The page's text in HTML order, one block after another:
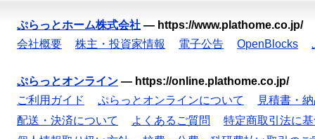
ぷらっとホーム株式会社 — https://www.plathome.co.jp/
会社概要
株主・投資家情報 電子公告 OpenBlocks
ぷらっとオンライン — https://online.plathome.co.jp/
ご利用ガイド
ぷらっとオンラインについて
見積書・
配送・決済について
よくあるご質問
特定商取引法に